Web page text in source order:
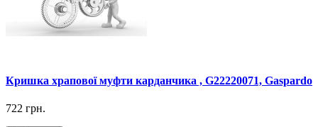
Кришка храпової муфти карданчика , G22220071, Gaspardo
722 грн.